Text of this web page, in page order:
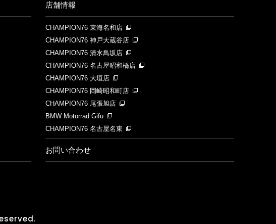
店舗情報
CHAMPION76 東海名和店
CHAMPION76 神戸大蔵谷店
CHAMPION76 清水鳥坂店
CHAMPION76 名古屋昭和橋店
CHAMPION76 大垣店
CHAMPION76 岡崎昭和町店
CHAMPION76 尾張旭店
BMW Motorrad Gifu
CHAMPION76 名古屋名東
お問い合わせ